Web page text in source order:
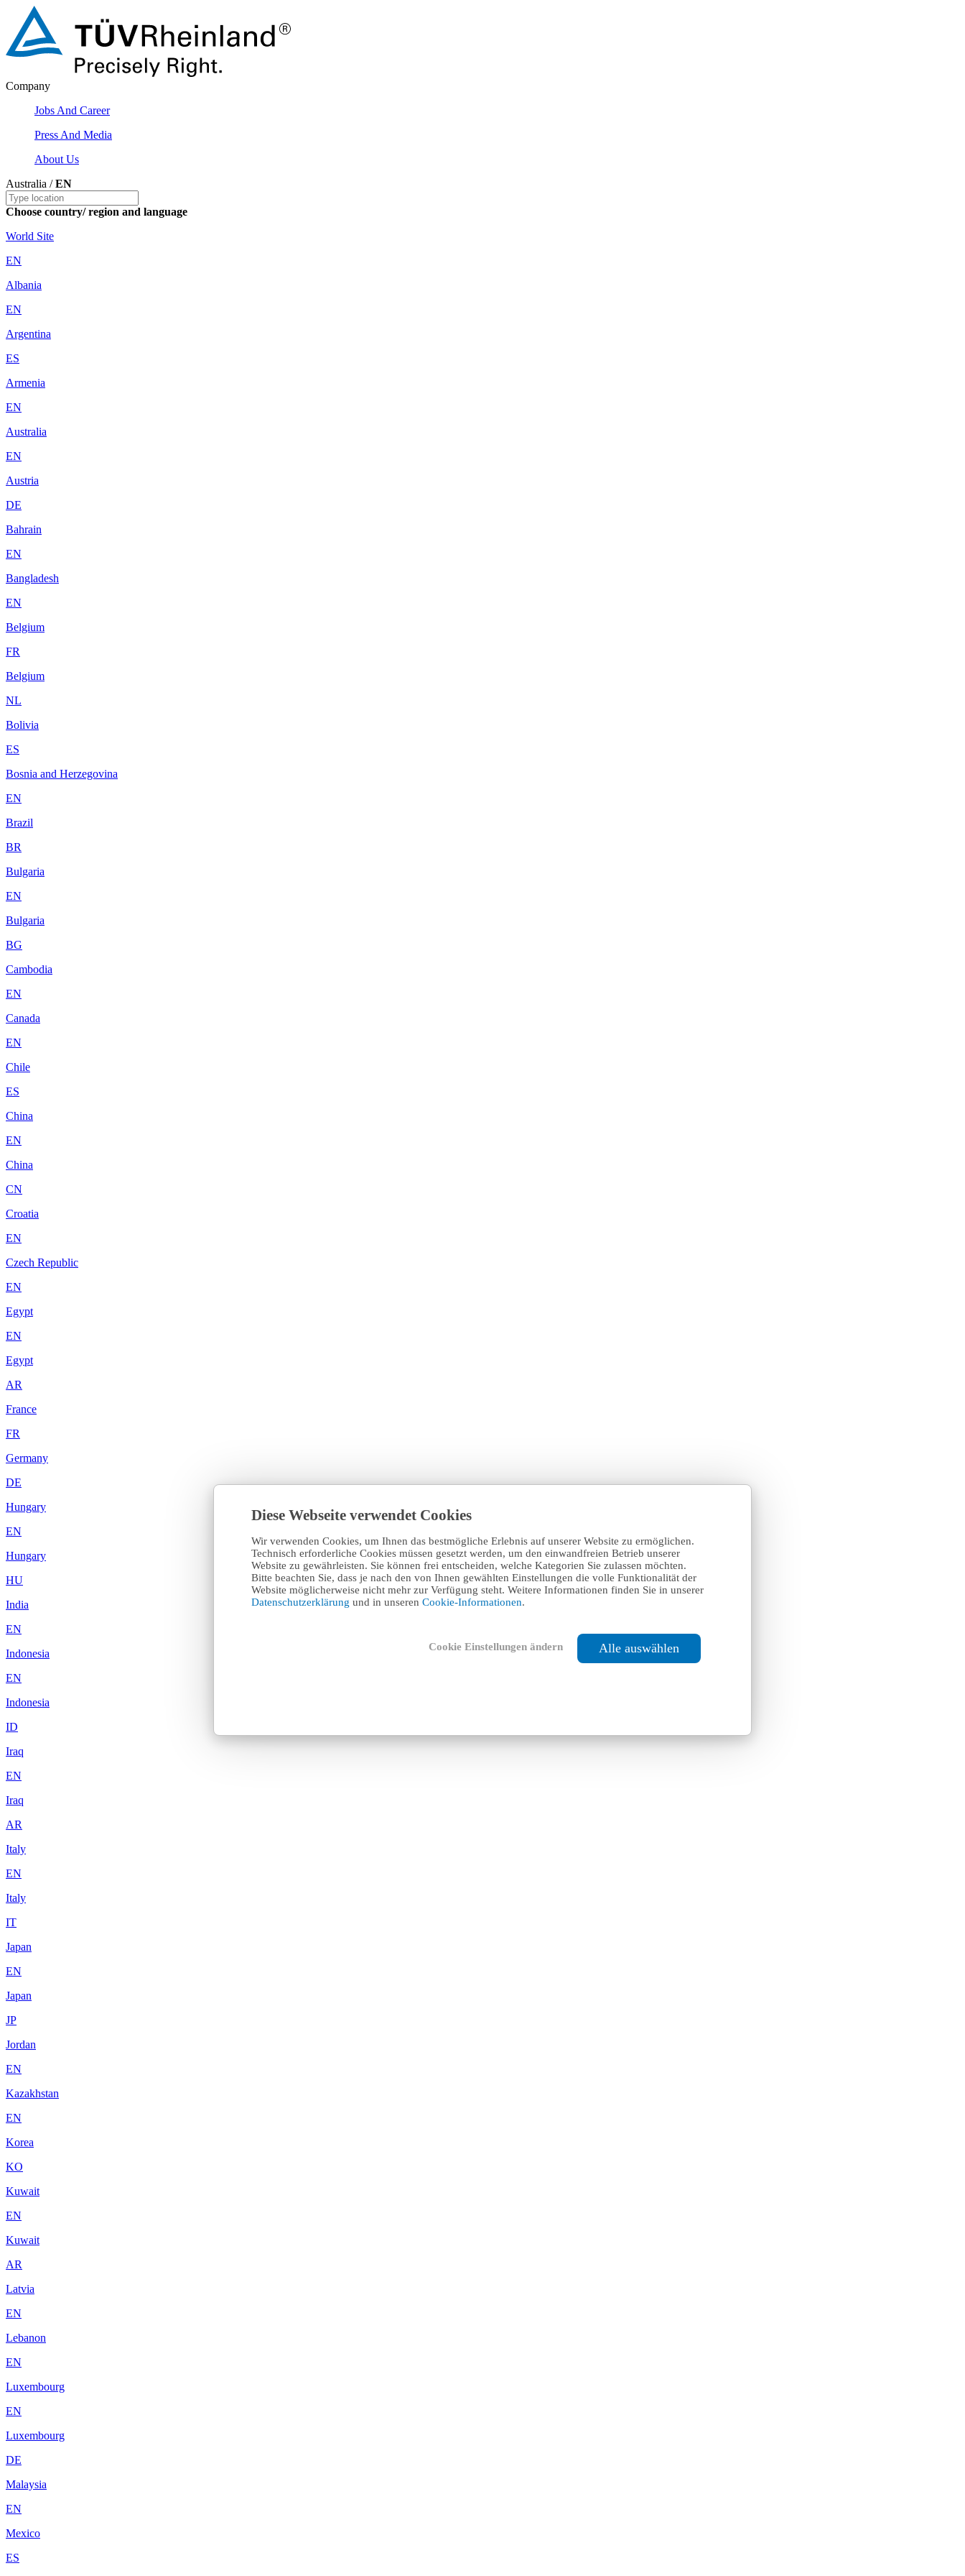
Diese Webseite verwendet Cookies
Wir verwenden Cookies, um Ihnen das bestmögliche Erlebnis auf unserer Website zu ermöglichen.
Technisch erforderliche Cookies müssen gesetzt werden, um den einwandfreien Betrieb unserer
Website zu gewährleisten. Sie können frei entscheiden, welche Kategorien Sie zulassen möchten.
Bitte beachten Sie, dass je nach den von Ihnen gewählten Einstellungen die volle Funktionalität der
Website möglicherweise nicht mehr zur Verfügung steht. Weitere Informationen finden Sie in unserer
Datenschutzerklärung und in unseren Cookie-Informationen.
Cookie Einstellungen ändern Alle auswählen
Company
Jobs And Career
Press And Media
About Us
Australia /EN
Choose country/ region and language
World Site
EN
Albania
EN
Argentina
ES
Armenia
EN
Australia
EN
Austria
DE
Bahrain
EN
Bangladesh
EN
Belgium
FR
Belgium
NL
Bolivia
ES
Bosnia and Herzegovina
EN
Brazil
BR
Bulgaria
EN
Bulgaria
BG
Cambodia
EN
Canada
EN
Chile
ES
China
EN
China
CN
Croatia
EN
Czech Republic
EN
Egypt
EN
Egypt
AR
France
FR
Germany
DE
Hungary
EN
Hungary
HU
India
EN
Indonesia
EN
Indonesia
ID
Iraq
EN
Iraq
AR
Italy
EN
Italy
IT
Japan
EN
Japan
JP
Jordan
EN
Kazakhstan
EN
Korea
KO
Kuwait
EN
Kuwait
AR
Latvia
EN
Lebanon
EN
Luxembourg
EN
Luxembourg
DE
Malaysia
EN
Mexico
ES